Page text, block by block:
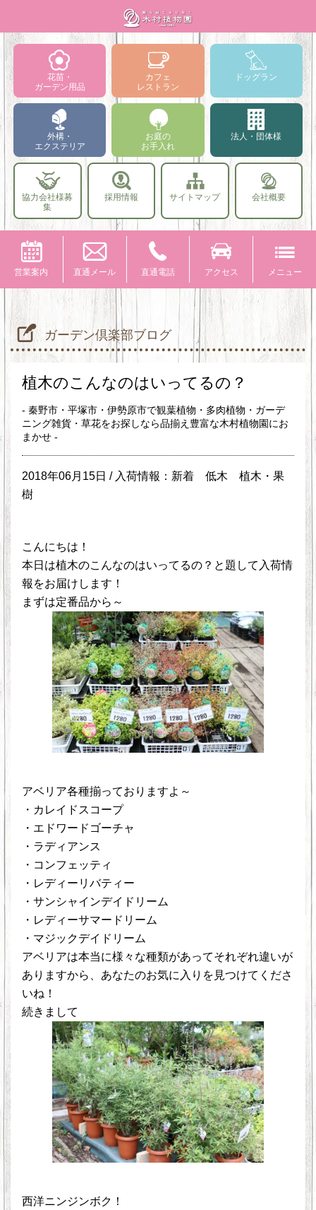
花苗・
ガーデン用品
カフェ
レストラン
ドッグラン
外構・
エクステリア
お庭の
お手入れ
法人・団体様
協力会社様募
集
採用情報 サイトマップ 会社概要
営業案内 直通メール 直通電話 アクセス メニュー
ガーデン倶楽部ブログ
植木のこんなのはいってるの？
- 秦野市・平塚市・伊勢原市で観葉植物・多肉植物・ガーデ
ニング雑貨・草花をお探しなら品揃え豊富な木村植物園にお
まかせ -
2018年06月15日 / 入荷情報：新着 低木
植木・果
樹
こんにちは！
本日は植木のこんなのはいってるの？と題して入荷情
報をお届けします！
まずは定番品から～
アベリア各種揃っておりますよ～
・カレイドスコープ
・エドワードゴーチャ
・ラディアンス
・コンフェッティ
・レディーリバティー
・サンシャインデイドリーム
・レディーサマードリーム
・マジックデイドリーム
アベリアは本当に様々な種類があってそれぞれ違いが
ありますから、あなたのお気に入りを見つけてくださ
いね！
続きまして
西洋ニンジンボク！